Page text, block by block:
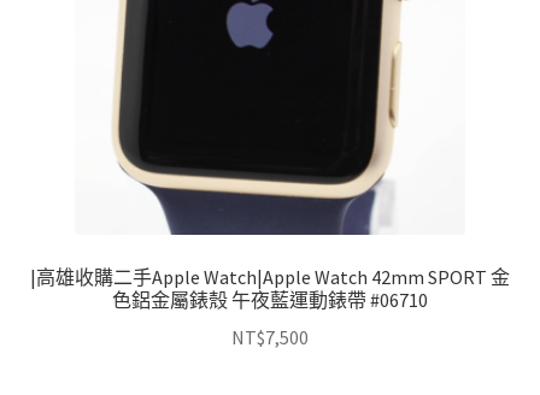
|高雄收購二手Apple Watch|Apple Watch 42mm SPORT 金
色鋁金屬錶殼 午夜藍運動錶帶 #06710
NT$7,500